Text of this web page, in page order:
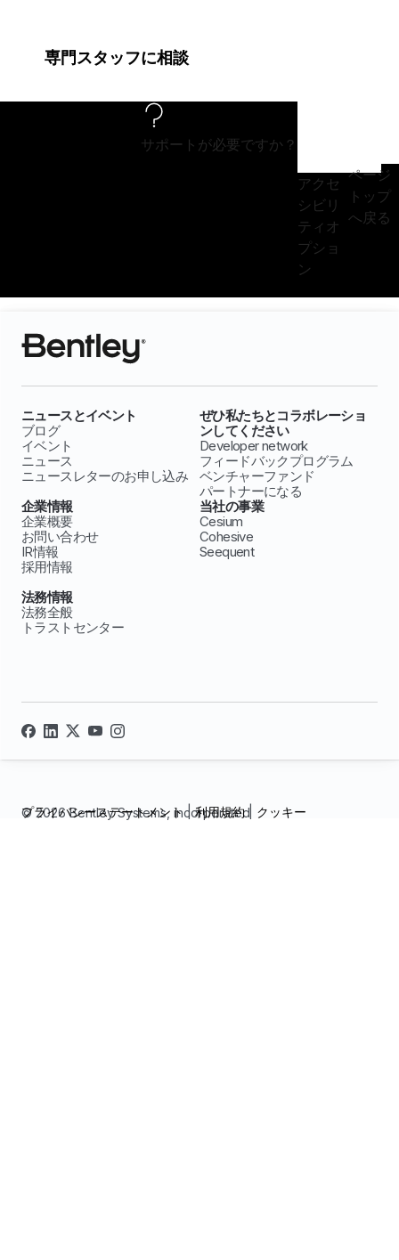
専門スタッフに相談
サポートが必要ですか？
アクセ
シビリ
ティオ
プショ
ン
ページ
トップ
へ戻る
ニュースとイベント
ブログ
イベント
ニュース
ニュースレターのお申し込み
ぜひ私たちとコラボレーショ
ンしてください
Developer network
フィードバックプログラム
ベンチャーファンド
パートナーになる
企業情報
企業概要
お問い合わせ
IR情報
採用情報
当社の事業
Cesium
Cohesive
Seequent
法務情報
法務全般
トラストセンター
© 2026 Bentley Systems, incorporated
プライバシーステートメント|利用規約| クッキー